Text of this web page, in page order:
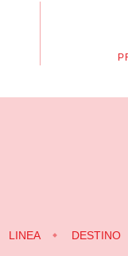
LINEA DESTINO